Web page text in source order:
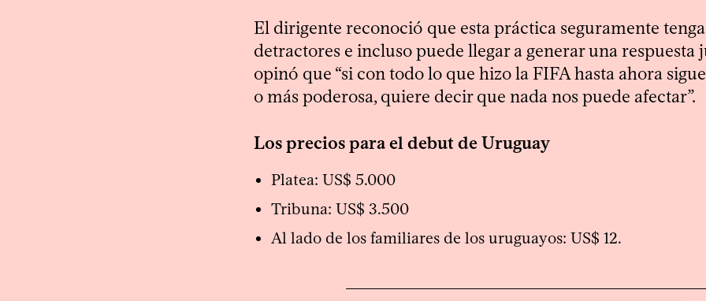
El dirigente reconoció que esta práctica seguramente
detractores e incluso puede llegar a generar una respuesta
opinó que “si con todo lo que hizo la FIFA hasta ahora
o más poderosa, quiere decir que nada nos puede afectar”.
Los precios para el debut de Uruguay
Platea: US$ 5.000
Tribuna: US$ 3.500
Al lado de los familiares de los uruguayos: US$ 12.